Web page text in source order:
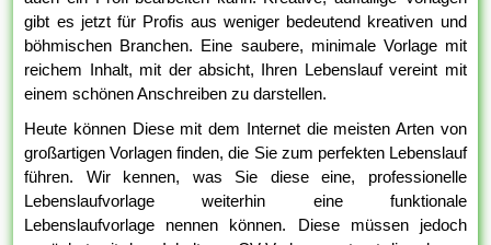
gibt es jetzt für Profis aus weniger bedeutend kreativen und
böhmischen Branchen. Eine saubere, minimale Vorlage mit
reichem Inhalt, mit der absicht, Ihren Lebenslauf vereint mit
einem schönen Anschreiben zu darstellen.
Heute können Diese mit dem Internet die meisten Arten von
großartigen Vorlagen finden, die Sie zum perfekten Lebenslauf
führen. Wir kennen, was Sie diese eine, professionelle
Lebenslaufvorlage weiterhin eine funktionale
Lebenslaufvorlage nennen können. Diese müssen jedoch